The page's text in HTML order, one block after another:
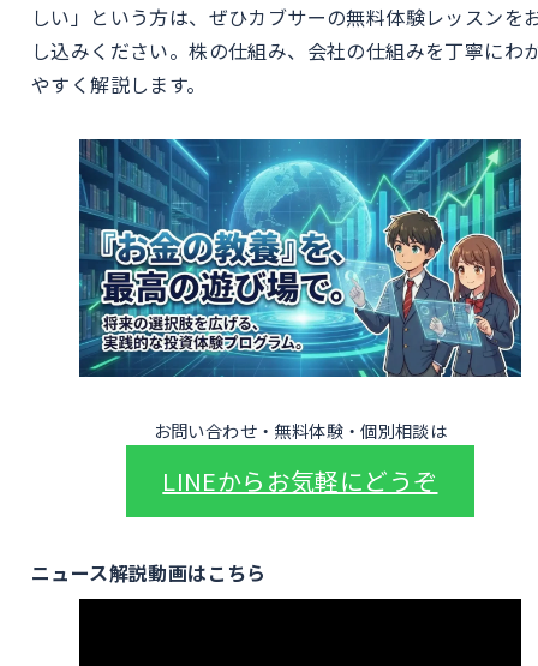
しい」という方は、ぜひカブサーの無料体験レッスンを
し込みください。株の仕組み、会社の仕組みを丁寧にわ
やすく解説します。
お問い合わせ・無料体験・個別相談は
LINEからお気軽にどうぞ
ニュース解説動画はこちら